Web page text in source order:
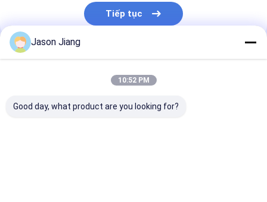
Hộp nối chống cháy nổ
Công tắc chống cháy nổ
Ổ cắm và phích cắm chống cháy nổ
Tiếp tục
Danh Mục Của Chúng Tôi
Jason Jiang
10:52 PM
Good day, what product are you looking for?